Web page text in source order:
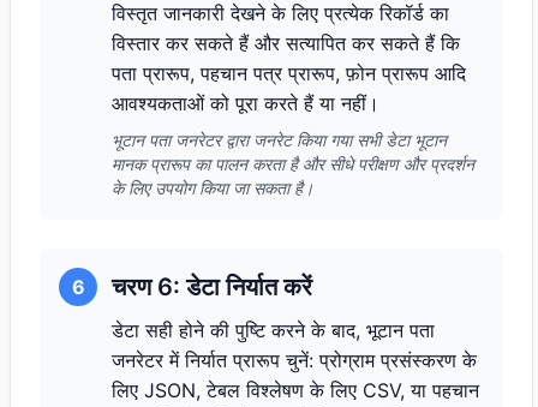
विस्तृत जानकारी देखने के लिए प्रत्येक रिकॉर्ड का
विस्तार कर सकते हैं और सत्यापित कर सकते हैं कि
पता प्रारूप, पहचान पत्र प्रारूप, फ़ोन प्रारूप आदि
आवश्यकताओं को पूरा करते हैं या नहीं।
भूटान पता जनरेटर द्वारा जनरेट किया गया सभी डेटा भूटान
मानक प्रारूप का पालन करता है और सीधे परीक्षण और प्रदर्शन
के लिए उपयोग किया जा सकता है।
6 चरण 6: डेटा निर्यात करें
डेटा सही होने की पुष्टि करने के बाद, भूटान पता
जनरेटर में निर्यात प्रारूप चुनें: प्रोग्राम प्रसंस्करण के
लिए JSON, टेबल विश्लेषण के लिए CSV, या पहचान